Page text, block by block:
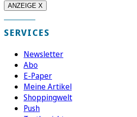
ANZEIGE X
SERVICES
Newsletter
Abo
E-Paper
Meine Artikel
Shoppingwelt
Push